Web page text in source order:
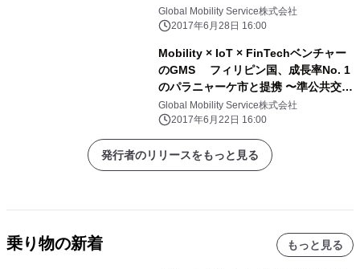
Global Mobility Service株式会社
2017年6月28日 16:00
Mobility × IoT × FinTechベンチャー
のGMS フィリピン国、成長率No. 1
のパラニャーケ市と提携 〜準公共交通
機関である三輪タクシーの ドライバー
就業希望者に、低所得者層でも新型車
両が 入手可能となるFinTechサービス
を提供〜
Global Mobility Service株式会社
2017年6月22日 16:00
発行者のリリースをもっと見る
乗り物の新着 もっと見る